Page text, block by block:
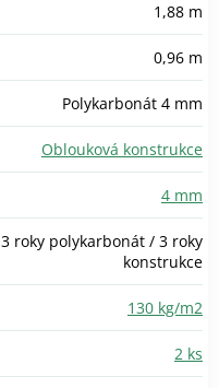
1,88 m
0,96 m
Polykarbonát 4 mm
Oblouková konstrukce
4 mm
3 roky polykarbonát / 3 roky
konstrukce
130 kg/m2
2 ks